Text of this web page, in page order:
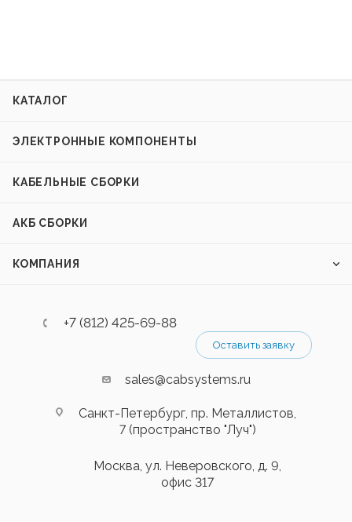
КАТАЛОГ
ЭЛЕКТРОННЫЕ КОМПОНЕНТЫ
КАБЕЛЬНЫЕ СБОРКИ
АКБ СБОРКИ
КОМПАНИЯ
+7 (812) 425-69-88
Оставить заявку
sales@cabsystems.ru
Санкт-Петербург, пр. Металлистов,
7 (пространство "Луч")
Москва, ул. Неверовского, д. 9,
офис 317